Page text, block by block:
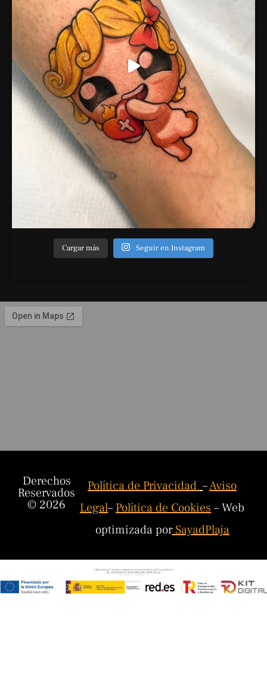
Cargar más Seguir en Instagram
Derechos
Reservados
© 2026
Política de Privacidad–Aviso
Legal–Política de Cookies– Web
optimizada porSayadPlaja